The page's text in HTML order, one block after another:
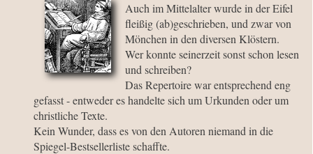
Auch im Mittelalter wurde in der Eifel
fleißig (ab)geschrieben, und zwar von
Mönchen in den diversen Klöstern.
Wer konnte seinerzeit sonst schon lesen
und schreiben?
Das Repertoire war entsprechend eng
gefasst - entweder es handelte sich um Urkunden oder um
christliche Texte.
Kein Wunder, dass es von den Autoren niemand in die
Spiegel-Bestsellerliste schaffte.